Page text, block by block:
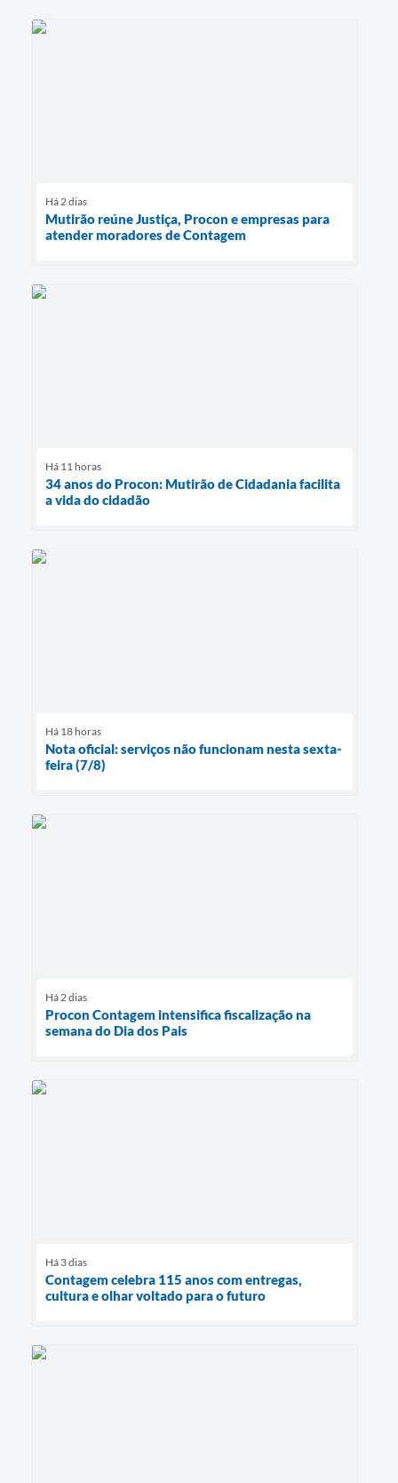
Há 2 dias
Mutirão reúne Justiça, Procon e empresas para
atender moradores de Contagem
Há 11 horas
34 anos do Procon: Mutirão de Cidadania facilita
a vida do cidadão
Há 18 horas
Nota oficial: serviços não funcionam nesta sexta-
feira (7/8)
Há 2 dias
Procon Contagem intensifica fiscalização na
semana do Dia dos Pais
Há 3 dias
Contagem celebra 115 anos com entregas,
cultura e olhar voltado para o futuro